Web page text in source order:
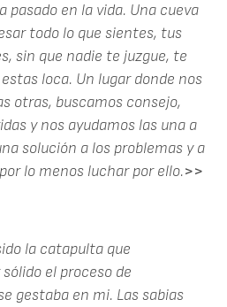
pasado en la vida. Una cueva
todo lo que sientes, tus
sin que nadie te juzgue, te
loca. Un lugar donde nos
otras, buscamos consejo,
y nos ayudamos las una a
solución a los problemas y a
lo menos luchar por ello.>>
la catapulta que
el proceso de
gestaba en mi. Las sabias